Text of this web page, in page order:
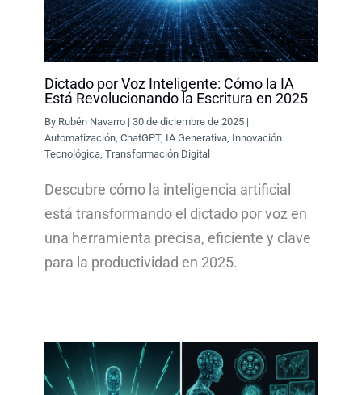
Dictado por Voz Inteligente: Cómo la IA
Está Revolucionando la Escritura en 2025
By Rubén Navarro |30 de diciembre de 2025 |
Automatización,ChatGPT, IA Generativa, Innovación
Tecnológica,Transformación Digital
Descubre cómo la inteligencia artificial
está transformando el dictado por voz en
una herramienta precisa, eficiente y clave
para la productividad en 2025.